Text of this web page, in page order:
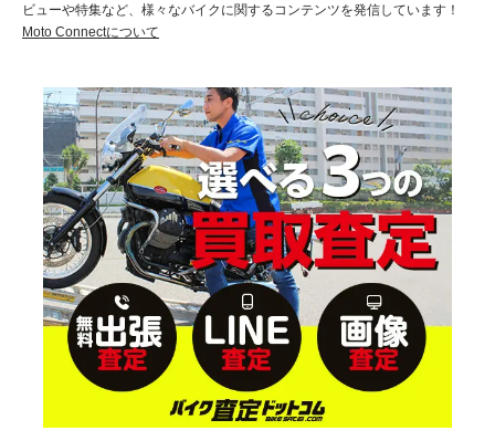
ビューや特集など、様々なバイクに関するコンテンツを発信しています！
Moto Connectについて